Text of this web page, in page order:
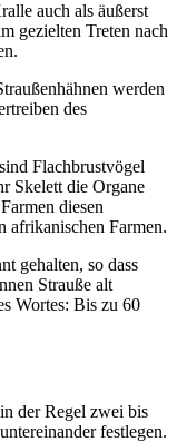
auch als äußerst
gezielten Treten nach
werden
des
Flachbrustvögel
Skelett die Organe
diesen
afrikanischen Farmen.
gehalten, so dass
Strauße alt
Wortes: Bis zu 60
der Regel zwei bis
festlegen.